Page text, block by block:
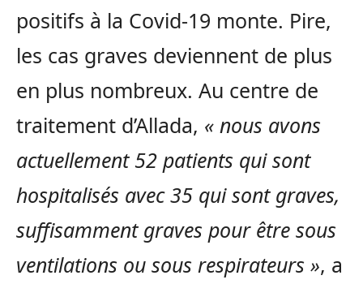
positifs à la Covid-19 monte. Pire,
les cas graves deviennent de plus
en plus nombreux. Au centre de
traitement d’Allada, « nous avons
actuellement 52 patients qui sont
hospitalisés avec 35 qui sont graves,
suffisamment graves pour être sous
ventilations ou sous respirateurs », a